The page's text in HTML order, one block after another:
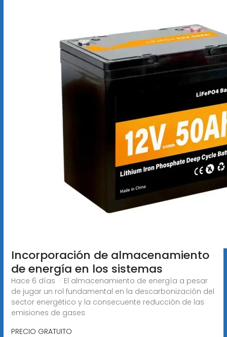
Incorporación de almacenamiento
de energía en los sistemas
Hace 6 días · El almacenamiento de energía a pesar
de jugar un rol fundamental en la descarbonización del
sector energético y la consecuente reducción de las
emisiones de gases
PRECIO GRATUITO